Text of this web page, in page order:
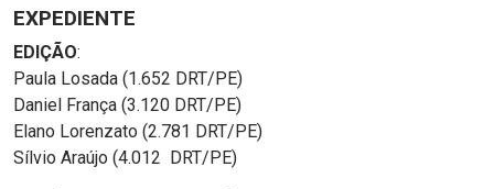
EXPEDIENTE
EDIÇÃO:
Paula Losada (1.652 DRT/PE)
Daniel França (3.120 DRT/PE)
Elano Lorenzato (2.781 DRT/PE)
Sílvio Araújo (4.012 DRT/PE)